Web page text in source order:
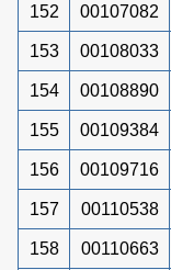
152 00107082
153 00108033
154 00108890
155 00109384
156 00109716
157 00110538
158 00110663